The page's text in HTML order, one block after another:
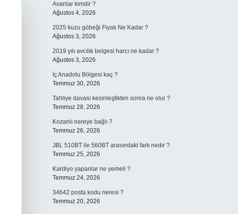
Avanlar kimdir ?
Ağustos 4, 2026
2025 kuzu göbeği Fiyatı Ne Kadar ?
Ağustos 3, 2026
2019 yılı avcılık belgesi harcı ne kadar ?
Ağustos 3, 2026
İç Anadolu Bölgesi kaç ?
Temmuz 30, 2026
Tahliye davası kesinleştikten sonra ne olur ?
Temmuz 28, 2026
Kozanlı nereye bağlı ?
Temmuz 26, 2026
JBL 510BT ile 560BT arasındaki fark nedir ?
Temmuz 25, 2026
Kardiyo yapanlar ne yemeli ?
Temmuz 24, 2026
34642 posta kodu neresi ?
Temmuz 20, 2026